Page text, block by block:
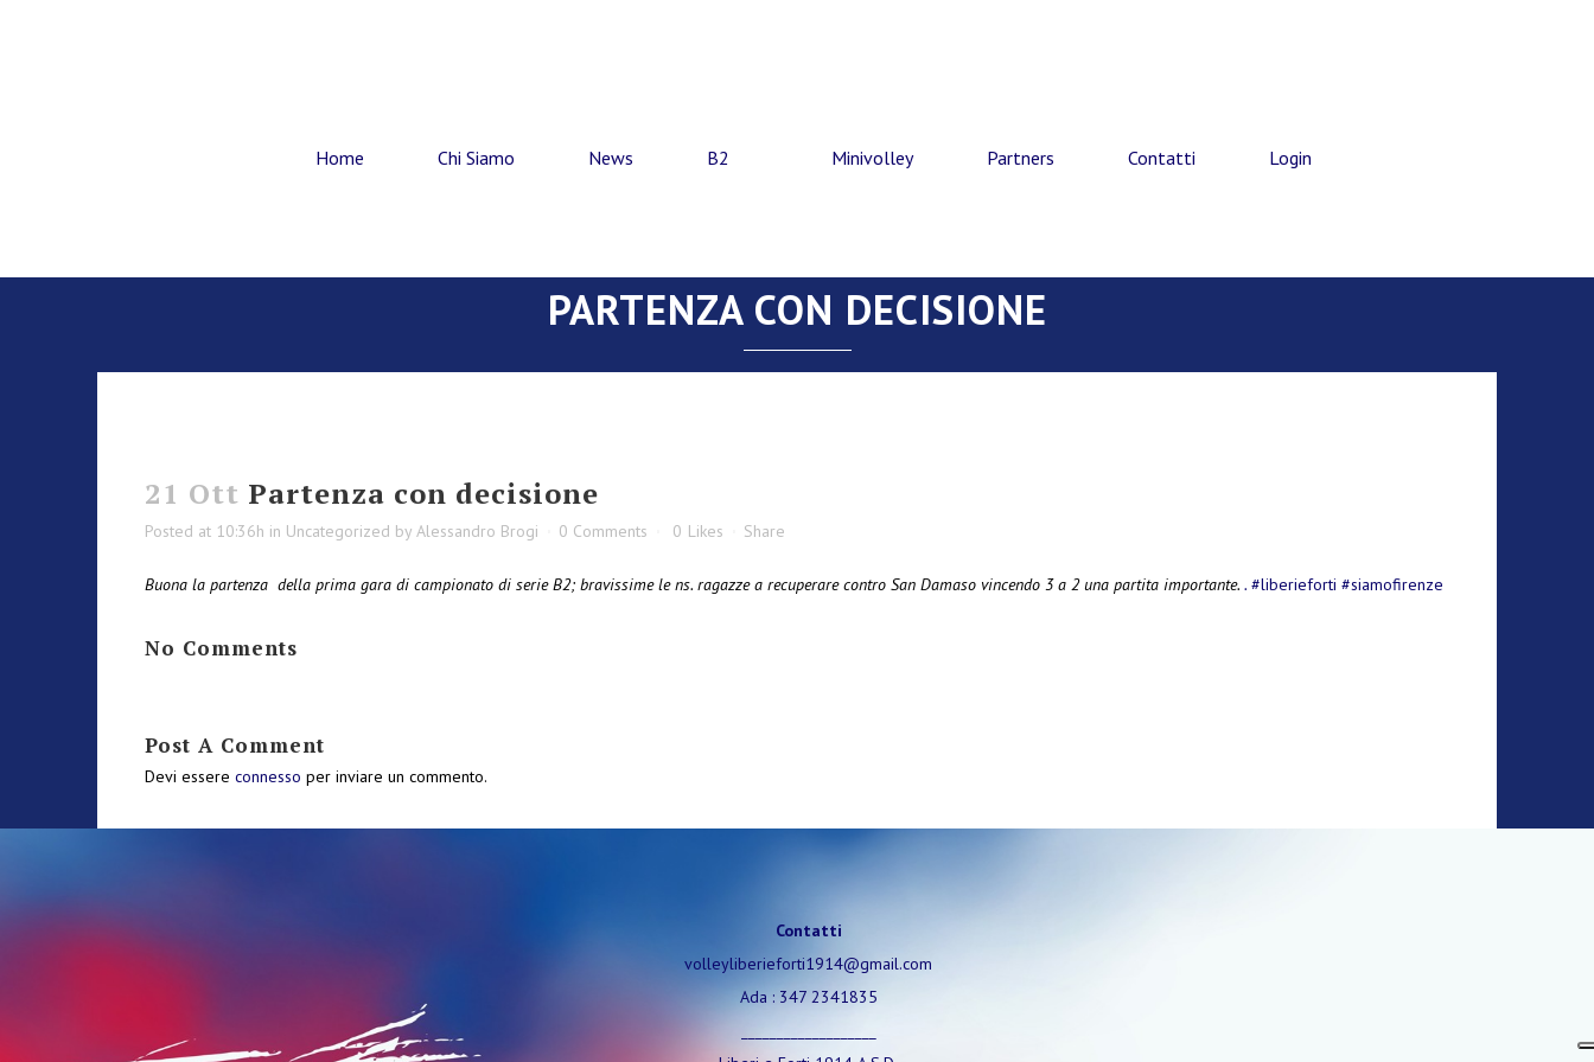
Home Chi Siamo News B2 Minivolley Partners Contatti Login
PARTENZA CON DECISIONE
21 Ott Partenza con decisione
Posted at 10:36h in Uncategorized by Alessandro Brogi 0 Comments 0 Likes Share
Buona la partenza della prima gara di campionato di serie B2; bravissime le ns. ragazze a recuperare contro San Damaso vincendo 3 a 2 una partita importante. . #liberieforti #siamofirenze
No Comments
Post A Comment
Devi essere connesso per inviare un commento.
Contatti
volleyliberieforti1914@gmail.com
Ada : 347 2341835